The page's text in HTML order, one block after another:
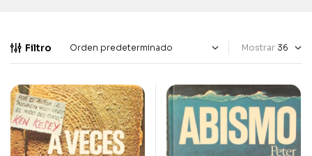
Filtro Mostrar